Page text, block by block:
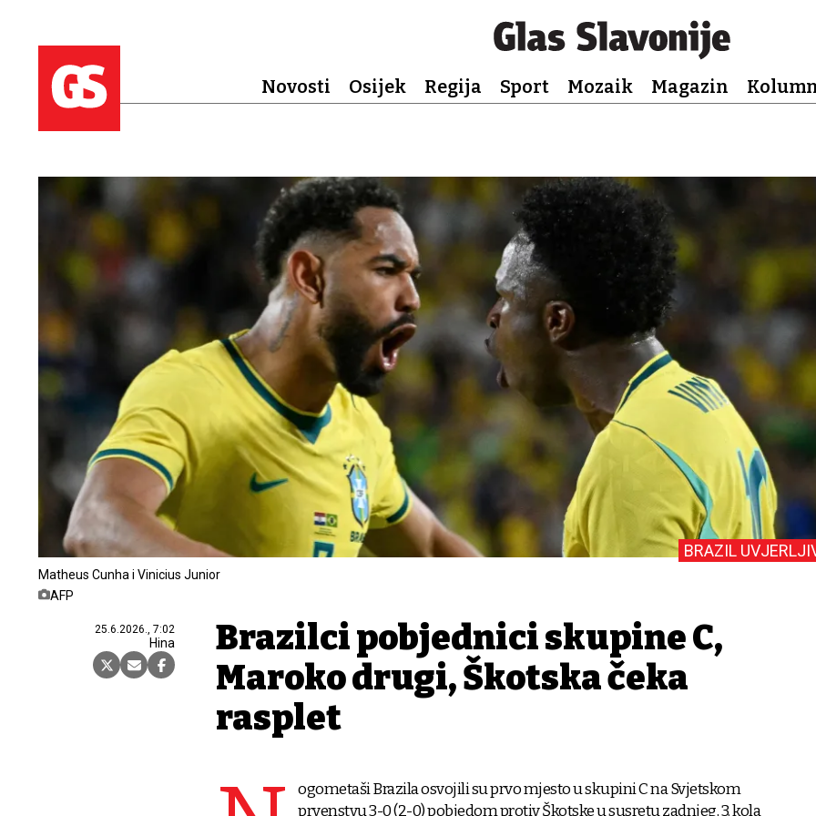
Novosti Osijek Regija Sport Mozaik Magazin
Matheus Cunha i Vinicius Junior
AFP
25.6.2026., 7:02
Hina
BRAZIL
Brazilci pobjednici skupine C,
Maroko drugi, Škotska čeka
rasplet
ogometaši Brazila osvojili su prvo mjesto u skupini C na Svjetskom
prvenstvu 3-0 (2-0) pobjedom protiv Škotske u susretu zadnjeg, 3. kola